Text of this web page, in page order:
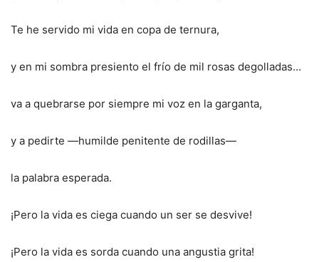
Te he servido mi vida en copa de ternura,
y en mi sombra presiento el frío de mil rosas degolladas…
va a quebrarse por siempre mi voz en la garganta,
y a pedirte —humilde penitente de rodillas—
la palabra esperada.
¡Pero la vida es ciega cuando un ser se desvive!
¡Pero la vida es sorda cuando una angustia grita!